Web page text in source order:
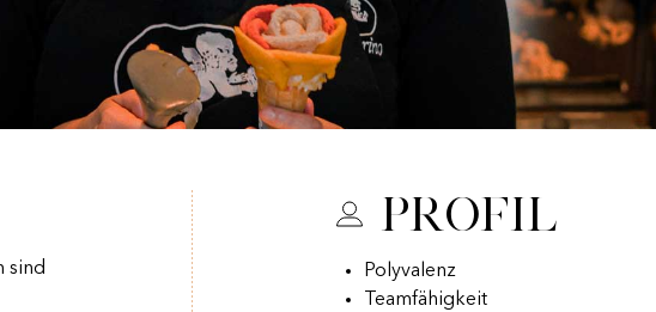
sind
Profil
Polyvalenz
Teamfähigkeit